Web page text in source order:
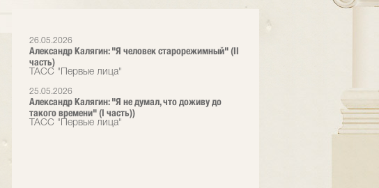
26.05.2026
Александр Калягин: "Я человек старорежимный" (II
часть)
ТАСС "Первые лица"
25.05.2026
Александр Калягин: "Я не думал, что доживу до
такого времени" (I часть))
ТАСС "Первые лица"